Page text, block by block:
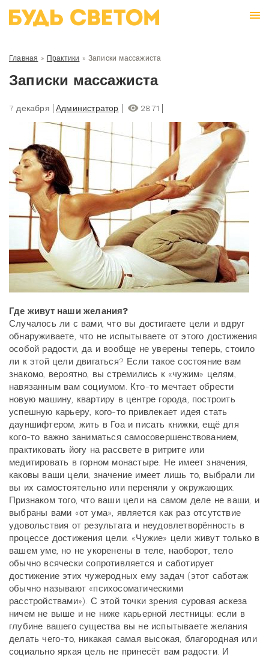
Главная » Практики » Записки массажиста
Записки массажиста
7 декабря Администратор 2871
Где живут наши желания?
Случалось ли с вами, что вы достигаете цели и вдруг
обнаруживаете, что не испытываете от этого достижения
особой радости, да и вообще не уверены теперь, стоило
ли к этой цели двигаться? Если такое состояние вам
знакомо, вероятно, вы стремились к «чужим» целям,
навязанным вам социумом. Кто-то мечтает обрести
новую машину, квартиру в центре города, построить
успешную карьеру, кого-то привлекает идея стать
дауншифтером, жить в Гоа и писать книжки, ещё для
кого-то важно заниматься самосовершенствованием,
практиковать йогу на рассвете в ритрите или
медитировать в горном монастыре. Не имеет значения,
каковы ваши цели, значение имеет лишь то, выбрали ли
вы их самостоятельно или переняли у окружающих.
Признаком того, что ваши цели на самом деле не ваши, и
выбраны вами «от ума», является как раз отсутствие
удовольствия от результата и неудовлетворённость в
процессе достижения цели. «Чужие» цели живут только в
вашем уме, но не укоренены в теле, наоборот, тело
обычно всячески сопротивляется и саботирует
достижение этих чужеродных ему задач (этот саботаж
обычно называют «психосоматическими
расстройствами»). С этой точки зрения суровая аскеза
ничем не выше и не ниже карьерной лестницы: если в
глубине вашего существа вы не испытываете желания
делать чего-то, никакая самая высокая, благородная или
социально яркая цель не принесёт вам радости. И